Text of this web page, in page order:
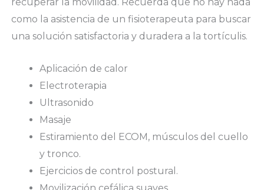
como la asistencia de un fisioterapeuta para buscar
una solución satisfactoria y duradera a la tortículis.
Aplicación de calor
Electroterapia
Ultrasonido
Masaje
Estiramiento del ECOM, músculos del cuello
y tronco.
Ejercicios de control postural.
Movilización cefálica suaves.